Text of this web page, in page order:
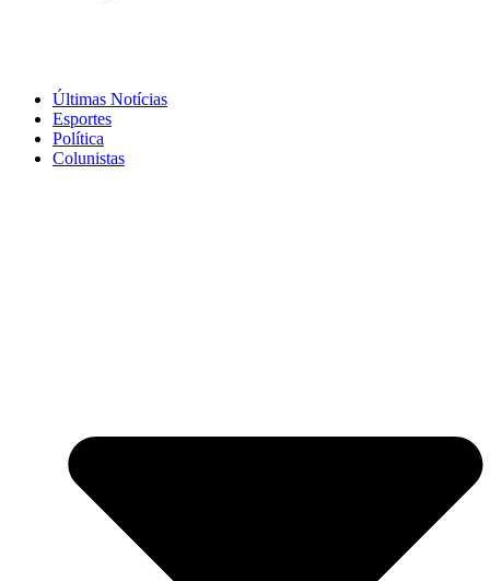
Últimas Notícias
Esportes
Política
Colunistas